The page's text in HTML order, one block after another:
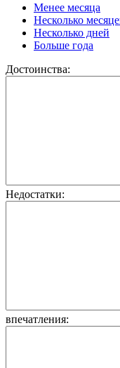
Менее месяца
Несколько
Несколько дней
Больше года
Достоинства:
Недостатки:
впечатления: